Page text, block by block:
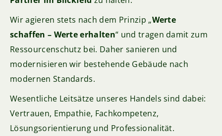
Wir agieren stets nach dem Prinzip „Werte
schaffen – Werte erhalten“ und tragen damit zum
Ressourcenschutz bei. Daher sanieren und
modernisieren wir bestehende Gebäude nach
modernen Standards.
Wesentliche Leitsätze unseres Handels sind dabei:
Vertrauen, Empathie, Fachkompetenz,
Lösungsorientierung und Professionalität.